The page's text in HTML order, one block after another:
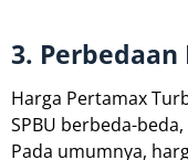
3. Perbedaan
Harga Pertamax
SPBU berbeda-
Pada umumnya,